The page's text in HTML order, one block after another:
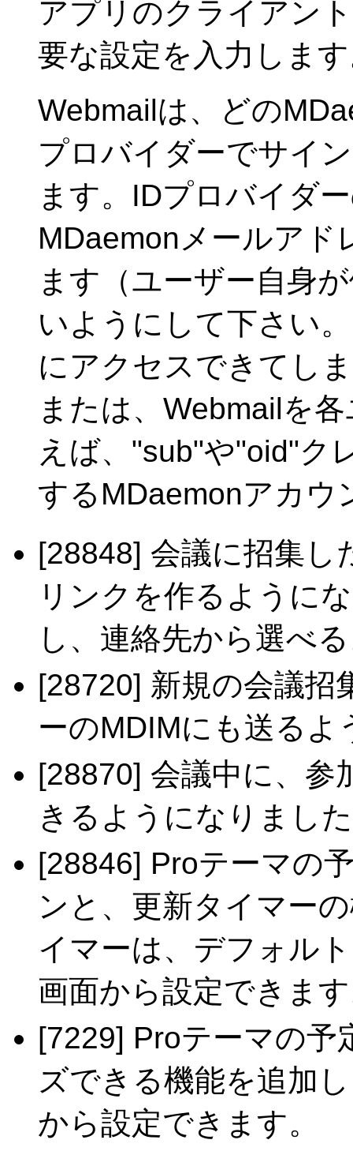
アプリのクライアン
要な設定を入力しま
Webmailは、どの
プロバイダーでサイ
ます。IDプロバイダ
MDaemonメールアド
ます（ユーザー自身
いようにして下さい
にアクセスできてし
または、Webmailを
えば、"sub"や"oid"ク
するMDaemonアカウ
[28848] 会議に招集し
リンクを作るように
し、連絡先から選べ
[28720] 新規の会議招
ーのMDIMにも送るよ
[28870] 会議中に、参
きるようになりまし
[28846] Proテーマの
ンと、更新タイマー
イマーは、デフォル
画面から設定できま
[7229] Proテーマの予
ズできる機能を追加
から設定できます。